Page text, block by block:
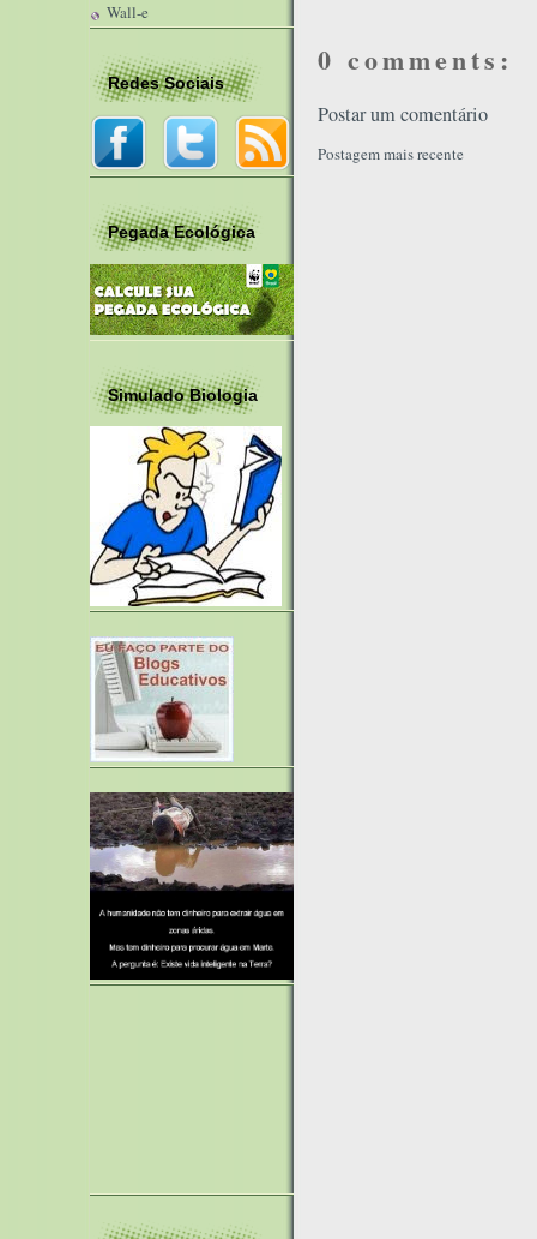
Wall-e
Redes Sociais
Pegada Ecológica
Simulado Biologia
0 comments:
Postar um comentário
Postagem mais recente